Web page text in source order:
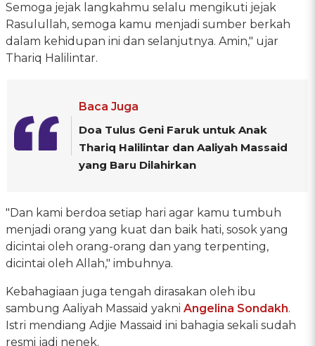
Semoga jejak langkahmu selalu mengikuti jejak
Rasulullah, semoga kamu menjadi sumber berkah
dalam kehidupan ini dan selanjutnya. Amin," ujar
Thariq Halilintar.
Baca Juga
Doa Tulus Geni Faruk untuk Anak
Thariq Halilintar dan Aaliyah Massaid
yang Baru Dilahirkan
"Dan kami berdoa setiap hari agar kamu tumbuh
menjadi orang yang kuat dan baik hati, sosok yang
dicintai oleh orang-orang dan yang terpenting,
dicintai oleh Allah," imbuhnya.
Kebahagiaan juga tengah dirasakan oleh ibu
sambung Aaliyah Massaid yakni Angelina Sondakh.
Istri mendiang Adjie Massaid ini bahagia sekali sudah
resmi jadi nenek.